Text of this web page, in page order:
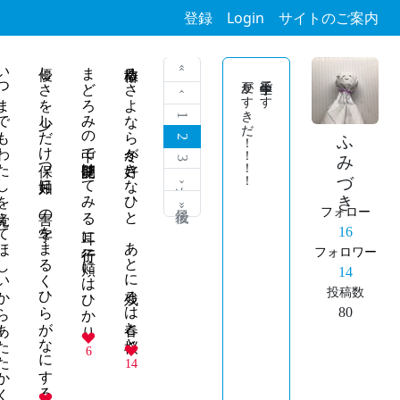
登録 Login サイトのご案内
ふみづき
フォロー
16
フォロワー
14
投稿数
80
中学二年生です
夏がすきだ！！！！
« 最初
‹ 前
1
2
3
次 ›
最後 »
椿散るさよなら冬が好きなひと あとに残るは春と桜と
14
まどろみの中で便覧開けてみる 耳に行行子、頬にはひかり
6
優しさを少しだけ保つ如月に 害の字をまるくひらがなにする